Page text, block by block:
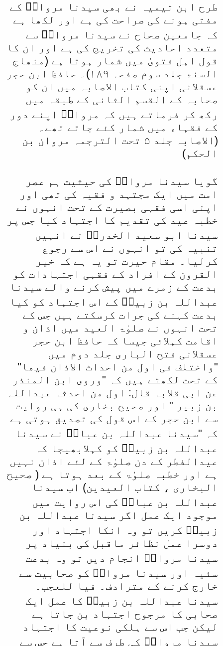
طرح ابن تیمیہ نے بھی سیدنا مروانؓ کے
مفتی ہونے کی صراحت کی ہے اور لکھا ہے
کہ جامعین صحاح نے سیدنا مروانؓ سے
متعدد احادیث کی تخریج کی ہے اور ان کا
قول اہل فتویٰ میں شمار ہوتا ہے (منھاج
السنۃ جلد سوم صفحہ ۱۸۹)۔ حافظ ابن حجر
عسقلانی اپنی کتاب الاصابہ میں ان کو
صحابہ کے القسم الثانی کے طبقہ میں
رکھ کر فرماتے ہیں کہ مروانؓ اپنے دور
کے فقہاء میں شمار کئے جاتے تھے۔
(الاصابہ جلد ۵ تحت الترجمہ مروان بن
الحکم)
گویا سیدنا مروانؓ کی حیثیت ہم عصر
امت میں ایک مجتہد و فقیہ کی تھی اور
اپنی اسی فقہی بصیرت کے تحت انہوں نے
خطبہ عید کی تقدیم کا اجتہاد کیا جس پر
سیدنا ابو سعید الخدریؓ نے انہیں
تنبیہ کی تو انہوں نے اس سے رجوع
کرلیا۔ مقام حیرت تو یہ ہے کہ خیر
القرون کے افراد کے فقہی اجتہادات کو
بدعت کے زمرے میں پیش کرنے والے سیدنا
عبداللہ بن زبیرؓ کے اس اجتہاد کو کیا
بدعت کہنے کی جرات کرسکتے ہیں جس کے
تحت انہوں نے صلوٰۃ العید میں اذان و
اقامت کہلائی جیسا کہ حافظ ابن حجر
عسقلانی فتح الباری جلد دوم میں
"واختلف فی اول من احداث الاذان فیھا"
کے تحت لکھتے ہیں کہ "وروی ابن المنذر
عن ابی قلابہ قال: اول من احدثہ عبداللہ
بن زبیر " اور صحیح بخاری کی ہی روایت
سے ابن حجر کے اس قول کی تصدیق ہوتی ہے
کہ "سیدنا عبداللہ بن عباسؓ نے سیدنا
عبداللہ بن زبیرؓ کو کہلابھیجا کہ
عیدالفطر کے دن صلوٰۃ کے لئے اذان نہیں
ہے اور خطبہ صلوٰۃ کے بعد ہوتا ہے ( صحیح
البخاری ، کتاب العیدین) اب سیدنا
عبداللہ بن عباسؓ کی اس روایت میں
موجود ایک عمل اگر سیدنا عبداللہ بن
زبیرؓ کریں تو وہ انکا اجتہاد اور
دوسرا عمل نظائر ماقبل کی بنیاد پر
سیدنا مروانؓ انجام دیں تو وہ بدعت
سئیہ اور سیدنا مروانؓ کو صحابیت سے
خارج کرنے کے مترادف۔ فیا للعجب۔
سیدنا عبداللہ بن زبیرؓ کا عمل ایک
صحابی کا مرجوح اجتہاد بن جاتا ہے
لیکن جب اس سے ہلکی نوعیت کا اجتہاد
سیدنا مروانؓ کی طرف سے آتا ہے جس سے